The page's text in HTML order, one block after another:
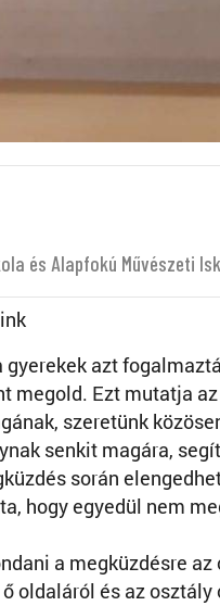
és Alapfokú Művészeti
azt
megold. Ezt mutatja
szeretünk
senkit magára,
során
hogy egyedül nem
a megküzdésre
oldaláról és az